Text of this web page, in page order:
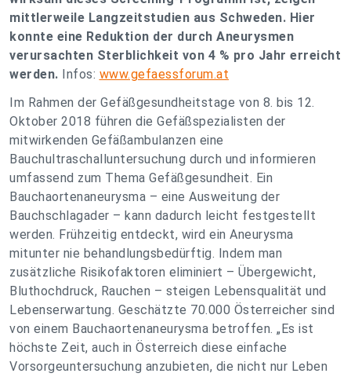
mittlerweile Langzeitstudien aus Schweden. Hier
konnte eine Reduktion der durch Aneurysmen
verursachten Sterblichkeit von 4 % pro Jahr erreicht
werden. Infos: www.gefaessforum.at
Im Rahmen der Gefäßgesundheitstage von 8. bis 12.
Oktober 2018 führen die Gefäßspezialisten der
mitwirkenden Gefäßambulanzen eine
Bauchultraschalluntersuchung durch und informieren
umfassend zum Thema Gefäßgesundheit. Ein
Bauchaortenaneurysma – eine Ausweitung der
Bauchschlagader – kann dadurch leicht festgestellt
werden. Frühzeitig entdeckt, wird ein Aneurysma
mitunter nie behandlungsbedürftig. Indem man
zusätzliche Risikofaktoren eliminiert – Übergewicht,
Bluthochdruck, Rauchen – steigen Lebensqualität und
Lebenserwartung. Geschätzte 70.000 Österreicher sind
von einem Bauchaortenaneurysma betroffen. „Es ist
höchste Zeit, auch in Österreich diese einfache
Vorsorgeuntersuchung anzubieten, die nicht nur Leben